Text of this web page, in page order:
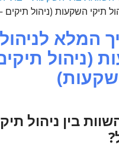
תיקי השקעות (ניהול
המלא
(ניהול
בין ניהול